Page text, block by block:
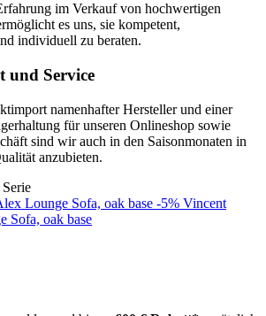
im Verkauf von hochwertigen
es uns, sie kompetent,
individuell zu beraten.
und Service
namenhafter Hersteller und einer
für unseren Onlineshop sowie
sind wir auch in den Saisonmonaten in
anzubieten.
-5% Vincent
Sofa, oak base